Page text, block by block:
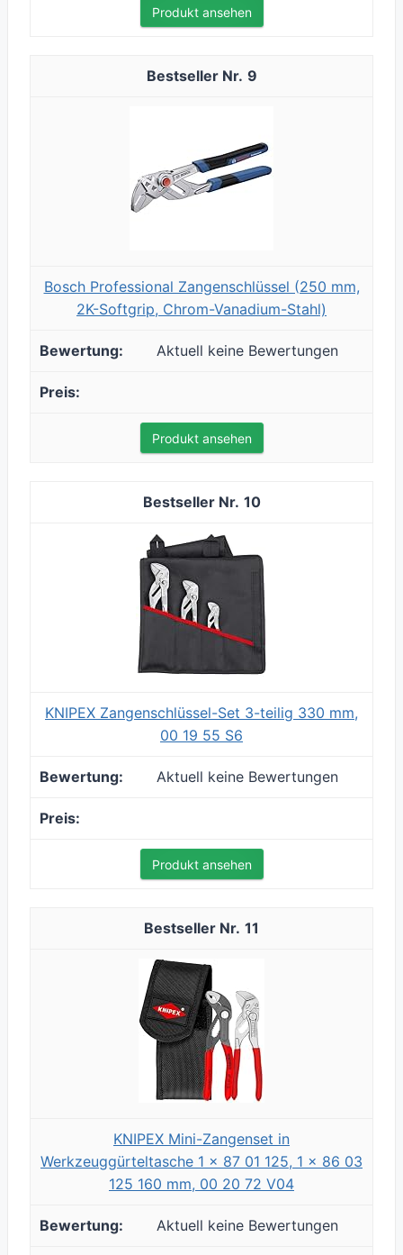
Produkt ansehen
9
Bosch Professional Zangenschlüssel (250 mm,
2K-Softgrip, Chrom-Vanadium-Stahl)
Aktuell keine Bewertungen
Produkt ansehen
10
KNIPEX Zangenschlüssel-Set 3-teilig 330 mm,
00 19 55 S6
Aktuell keine Bewertungen
Produkt ansehen
11
KNIPEX Mini-Zangenset in
Werkzeuggürteltasche 1 x 87 01 125, 1 x 86 03
125 160 mm, 00 20 72 V04
Aktuell keine Bewertungen